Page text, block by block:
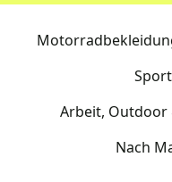
Arbeit, Outdoor
Nach